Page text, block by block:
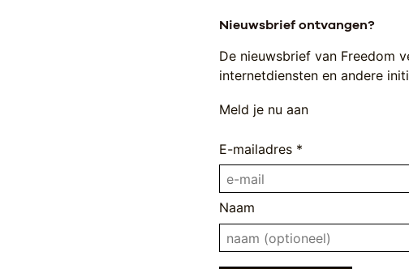
Nieuwsbrief ontvangen?
De nieuwsbrief van Freedom
internetdiensten en andere
Meld je nu aan
E-mailadres *
Naam